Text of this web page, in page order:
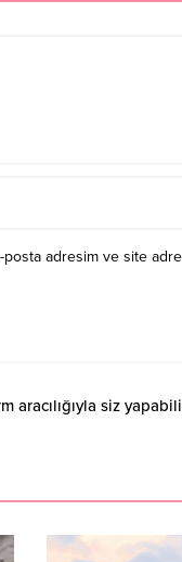
posta adresim ve site
aracılığıyla siz